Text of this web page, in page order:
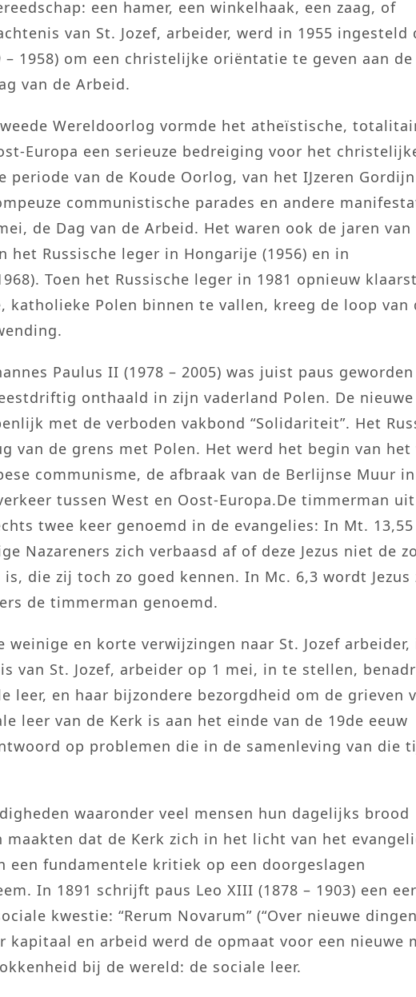
een hamer, een winkelhaak, een zaag, of
van St. Jozef, arbeider, werd in 1955 ingesteld
– 1958) om een christelijke oriëntatie te geven aan de
van de Arbeid.
Wereldoorlog vormde het atheïstische,
Europa een serieuze bedreiging voor het
periode van de Koude Oorlog, van het IJzeren
communistische parades en andere
de Dag van de Arbeid. Het waren ook de jaren van
het Russische leger in Hongarije (1956) en in
Toen het Russische leger in 1981 opnieuw
katholieke Polen binnen te vallen, kreeg de loop van
Paulus II (1978 – 2005) was juist paus
onthaald in zijn vaderland Polen. De nieuwe
met de verboden vakbond “Solidariteit”. Het
van de grens met Polen. Het werd het begin van het
communisme, de afbraak van de Berlijnse Muur in
tussen West en Oost-Europa.De timmerman uit
twee keer genoemd in de evangelies: In Mt. 13,55
Nazareners zich verbaasd af of deze Jezus niet de
die zij toch zo goed kennen. In Mc. 6,3 wordt Jezus
de timmerman genoemd.
weinige en korte verwijzingen naar St. Jozef arbeider,
van St. Jozef, arbeider op 1 mei, in te stellen,
leer, en haar bijzondere bezorgdheid om de grieven
leer van de Kerk is aan het einde van de 19de eeuw
op problemen die in de samenleving van die
waaronder veel mensen hun dagelijks brood
maakten dat de Kerk zich in het licht van het
een fundamentele kritiek op een doorgeslagen
In 1891 schrijft paus Leo XIII (1878 – 1903) een
kwestie: “Rerum Novarum” (“Over nieuwe
kapitaal en arbeid werd de opmaat voor een nieuwe
bij de wereld: de sociale leer.